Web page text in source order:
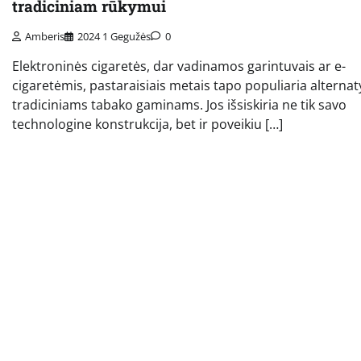
tradiciniam rūkymui
Amberis 2024 1 Gegužės 0
Elektroninės cigaretės, dar vadinamos garintuvais ar e-
cigaretėmis, pastaraisiais metais tapo populiaria
tradiciniams tabako gaminams. Jos išsiskiria ne tik savo
technologine konstrukcija, bet ir poveikiu […]